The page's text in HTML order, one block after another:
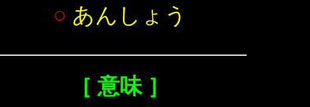
○ あんしょう
［ 意味 ］